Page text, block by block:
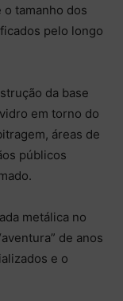
tamanho dos
pelo longo
da base
em torno do
áreas de
públicos
metálica no
de anos
e o